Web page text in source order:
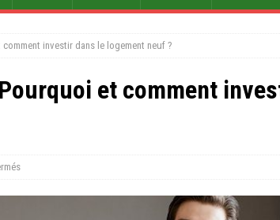
investir dans le logement neuf ?
et comment